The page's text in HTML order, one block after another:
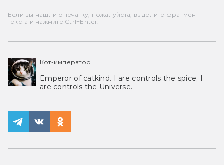
Если вы нашли опечатку, пожалуйста, выделите фрагмент
текста и нажмите Ctrl+Enter.
Кот-император
Emperor of catkind. I are controls the spice, I
are controls the Universe.